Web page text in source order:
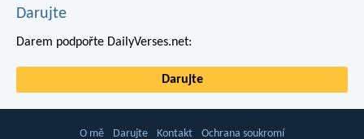
Darujte
Darem podpořte DailyVerses.net:
Darujte
O mě Darujte Kontakt Ochrana soukromí